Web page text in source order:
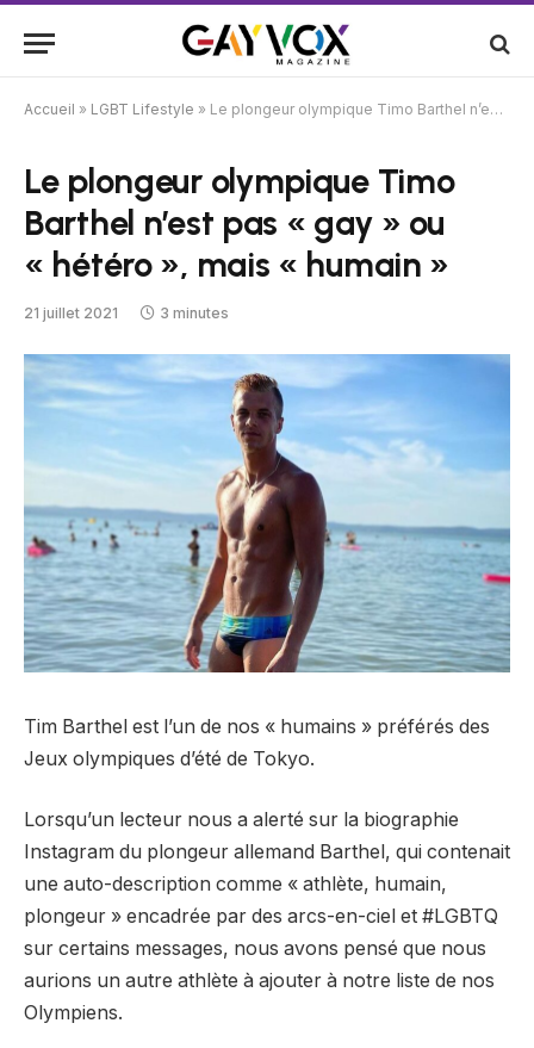
Accueil » LGBT Lifestyle » Le plongeur olympique Timo Barthel n’est pas « gay » ou « hétéro », mais « humain »
Le plongeur olympique Timo
Barthel n’est pas « gay » ou
« hétéro », mais « humain »
21 juillet 2021 3 minutes
Tim Barthel est l’un de nos « humains » préférés des
Jeux olympiques d’été de Tokyo.
Lorsqu’un lecteur nous a alerté sur la biographie
Instagram du plongeur allemand Barthel, qui contenait
une auto-description comme « athlète, humain,
plongeur » encadrée par des arcs-en-ciel et #LGBTQ
sur certains messages, nous avons pensé que nous
aurions un autre athlète à ajouter à notre liste de nos
Olympiens.